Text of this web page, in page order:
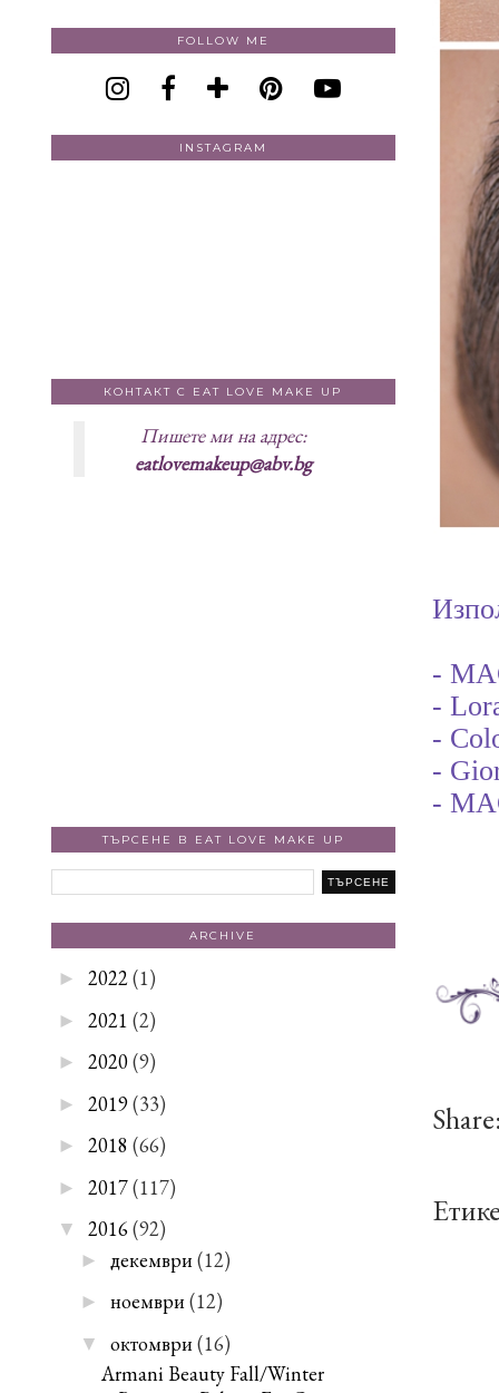
-
-
-
-
-
FOLLOW ME
INSTAGRAM
КОНТАКТ С EAT LOVE MAKE UP
Пишете ми на адрес:
eatlovemakeup@abv.bg
ТЪРСЕНЕ В EAT LOVE MAKE UP
ARCHIVE
► 2022(1)
► 2021 (2)
► 2020(9)
► 2019(33)
► 2018 (66)
► 2017(117)
▼ 2016(92)
► декември (12)
► ноември(12)
▼ октомври (16)
Armani Beauty Fall/Winter